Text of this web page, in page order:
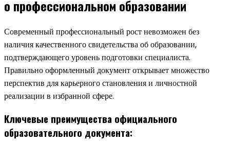
о профессиональном образовании
Современный профессиональный рост невозможен без
наличия качественного свидетельства об образовании,
подтверждающего уровень подготовки специалиста.
Правильно оформленный документ открывает множество
перспектив для карьерного становления и личностной
реализации в избранной сфере.
Ключевые преимущества официального
образовательного документа: